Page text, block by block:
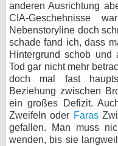
anderen Ausrichtung
CIA-Geschehnisse
Nebenstoryline doch
schade fand ich, dass
Hintergrund schob und
Tod gar nicht mehr
doch mal fast
Beziehung zwischen
ein großes Defizit.
Zweifeln oder Faras
gefallen. Man muss
wenden, bis sie